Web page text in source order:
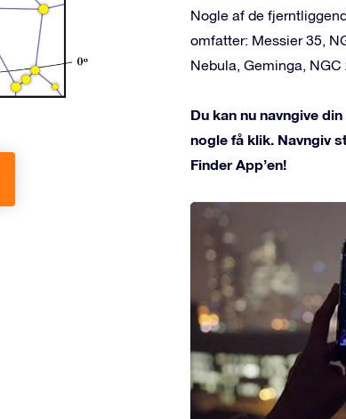
Nogle af de
omfatter: Messier 35,
Nebula, Geminga, NGC
Du kan nu navngive
nogle få klik. Navngiv
Finder App’en!